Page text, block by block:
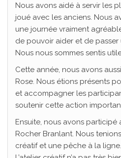
Nous avons aidé à servir les
joué avec les anciens. Nous
une journée vraiment
de pouvoir aider et de passer
Nous nous sommes sentis
Cette année, nous avons
Rose. Nous étions présents
et accompagner les
soutenir cette action
Ensuite, nous avons
Rocher Branlant. Nous
créatif et une pêche à la ligne.